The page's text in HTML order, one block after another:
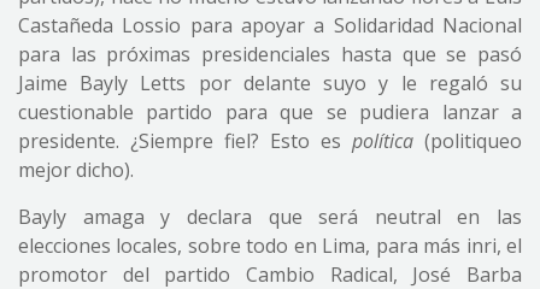
Castañeda Lossio para apoyar a Solidaridad Nacional
para las próximas presidenciales hasta que se pasó
Jaime Bayly Letts por delante suyo y le regaló su
cuestionable partido para que se pudiera lanzar a
presidente. ¿Siempre fiel? Esto es política (politiqueo
mejor dicho).
Bayly amaga y declara que será neutral en las
elecciones locales, sobre todo en Lima, para más inri, el
promotor del partido Cambio Radical, José Barba